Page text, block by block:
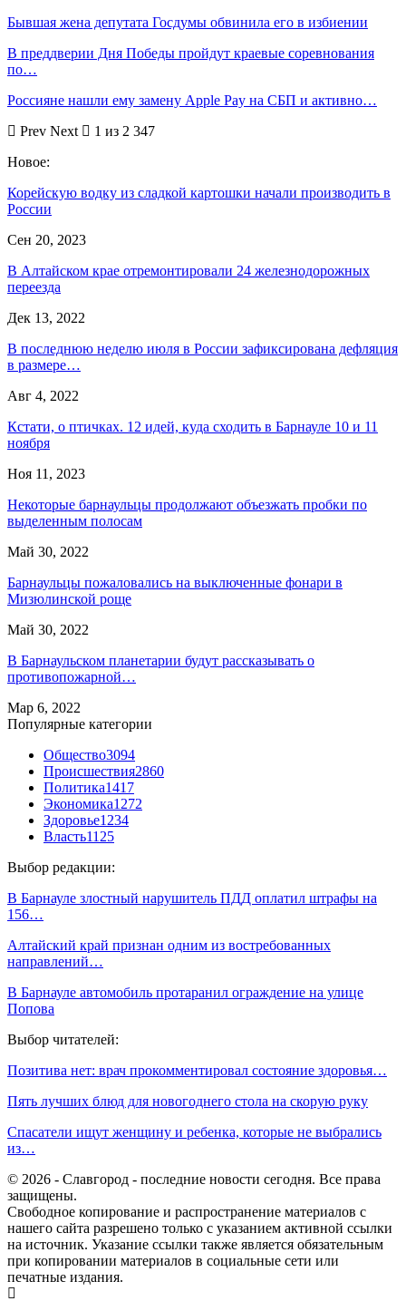
Бывшая жена депутата Госдумы обвинила его в избиении
В преддверии Дня Победы пройдут краевые соревнования
по…
Россияне нашли ему замену Apple Pay на СБП и активно…
Prev Next
1 из 2 347
Новое:
Корейскую водку из сладкой картошки начали производить в
России
Сен 20, 2023
В Алтайском крае отремонтировали 24 железнодорожных
переезда
Дек 13, 2022
В последнюю неделю июля в России зафиксирована дефляция
в размере…
Авг 4, 2022
Кстати, о птичках. 12 идей, куда сходить в Барнауле 10 и 11
ноября
Ноя 11, 2023
Некоторые барнаульцы продолжают объезжать пробки по
выделенным полосам
Май 30, 2022
Барнаульцы пожаловались на выключенные фонари в
Мизюлинской роще
Май 30, 2022
В Барнаульском планетарии будут рассказывать о
противопожарной…
Мар 6, 2022
Популярные категории
Общество3094
Происшествия2860
Политика1417
Экономика1272
Здоровье1234
Власть1125
Выбор редакции:
В Барнауле злостный нарушитель ПДД оплатил штрафы на
156…
Алтайский край признан одним из востребованных
направлений…
В Барнауле автомобиль протаранил ограждение на улице
Попова
Выбор читателей:
Позитива нет: врач прокомментировал состояние здоровья…
Пять лучших блюд для новогоднего стола на скорую руку
Спасатели ищут женщину и ребенка, которые не выбрались
из…
© 2026 - Славгород - последние новости сегодня. Все права
защищены.
Свободное копирование и распространение материалов с
нашего сайта разрешено только с указанием активной ссылки
на источник. Указание ссылки также является обязательным
при копировании материалов в социальные сети или
печатные издания.